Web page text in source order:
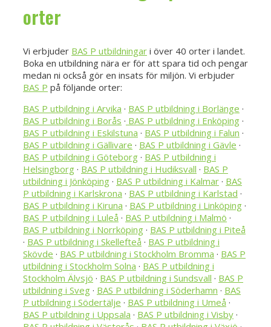
orter
Vi erbjuder BAS P utbildningar i över 40 orter i landet.
Boka en utbildning nära er för att spara tid och pengar
medan ni också gör en insats för miljön. Vi erbjuder
BAS P på följande orter:
BAS P utbildning i Arvika · BAS P utbildning i Borlänge ·
BAS P utbildning i Borås · BAS P utbildning i Enköping ·
BAS P utbildning i Eskilstuna · BAS P utbildning i Falun ·
BAS P utbildning i Gällivare · BAS P utbildning i Gävle ·
BAS P utbildning i Göteborg · BAS P utbildning i
Helsingborg · BAS P utbildning i Hudiksvall · BAS P
utbildning i Jönköping · BAS P utbildning i Kalmar · BAS
P utbildning i Karlskrona · BAS P utbildning i Karlstad ·
BAS P utbildning i Kiruna · BAS P utbildning i Linköping ·
BAS P utbildning i Luleå · BAS P utbildning i Malmö ·
BAS P utbildning i Norrköping · BAS P utbildning i Piteå
· BAS P utbildning i Skellefteå · BAS P utbildning i
Skövde · BAS P utbildning i Stockholm Bromma · BAS P
utbildning i Stockholm Solna · BAS P utbildning i
Stockholm Älvsjö · BAS P utbildning i Sundsvall · BAS P
utbildning i Sveg · BAS P utbildning i Söderhamn · BAS
P utbildning i Södertälje · BAS P utbildning i Umeå ·
BAS P utbildning i Uppsala · BAS P utbildning i Visby ·